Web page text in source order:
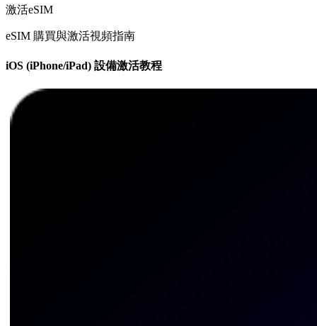
激活eSIM
eSIM 購買與激活視頻指南
iOS (iPhone/iPad) 設備激活教程